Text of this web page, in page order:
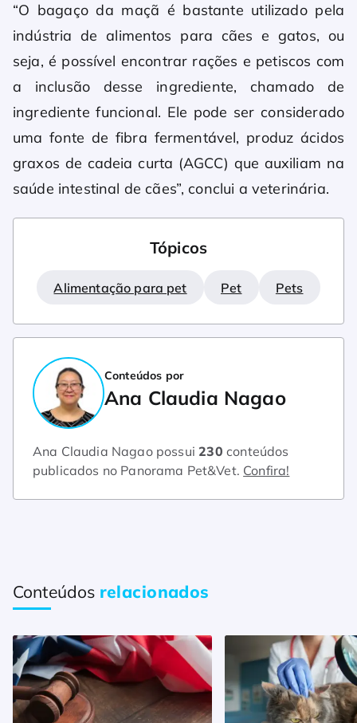
“O bagaço da maçã é bastante utilizado pela
indústria de alimentos para cães e gatos, ou
seja, é possível encontrar rações e petiscos com
a inclusão desse ingrediente, chamado de
ingrediente funcional. Ele pode ser considerado
uma fonte de fibra fermentável, produz ácidos
graxos de cadeia curta (AGCC) que auxiliam na
saúde intestinal de cães”, conclui a veterinária.
Tópicos
Alimentação para pet Pet Pets
Conteúdos por
Ana Claudia Nagao
Ana Claudia Nagao possui 230 conteúdos
publicados no Panorama Pet&Vet. Confira!
Conteúdos relacionados